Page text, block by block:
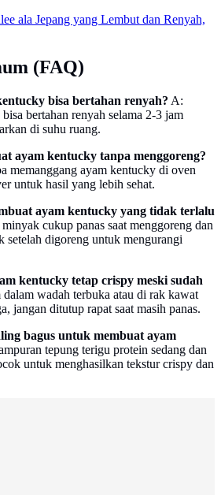
ala Jepang yang Lembut dan Renyah,
(FAQ)
bisa bertahan renyah? A:
bertahan renyah selama 2-3 jam
di suhu ruang.
ayam kentucky tanpa menggoreng?
memanggang ayam kentucky di oven
untuk hasil yang lebih sehat.
ayam kentucky yang tidak terlalu
cukup panas saat menggoreng dan
setelah digoreng untuk mengurangi
kentucky tetap crispy meski sudah
wadah terbuka atau di rak kawat
jangan ditutup rapat saat masih panas.
bagus untuk membuat ayam
tepung terigu protein sedang dan
untuk menghasilkan tekstur crispy dan